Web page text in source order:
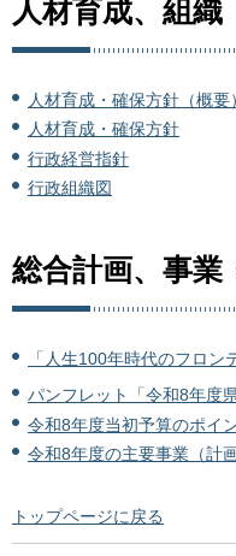
人材育成、組織
人材育成・確保方針（概要）
人材育成・確保方針
行政経営指針
行政組織図
総合計画、事業
「人生100年時代のフロ
パンフレット「令和8年度
令和8年度当初予算のポイ
令和8年度の主要事業（計
トップページに戻る